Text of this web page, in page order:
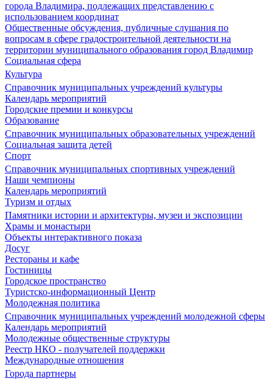
города Владимира, подлежащих представлению с
использованием координат
Общественные обсуждения, публичные слушания по
вопросам в сфере градостроительной деятельности на
территории муниципального образования город Владимир
Социальная сфера
Культура
Справочник муниципальных учреждений культуры
Календарь мероприятий
Городские премии и конкурсы
Образование
Справочник муниципальных образовательных учреждений
Социальная защита детей
Спорт
Справочник муниципальных спортивных учреждений
Наши чемпионы
Календарь мероприятий
Туризм и отдых
Памятники истории и архитектуры, музеи и экспозиции
Храмы и монастыри
Объекты интерактивного показа
Досуг
Рестораны и кафе
Гостиницы
Городское пространство
Туристско-информационный Центр
Молодежная политика
Справочник муниципальных учреждений молодежной сферы
Календарь мероприятий
Молодежные общественные структуры
Реестр НКО - получателей поддержки
Международные отношения
Города партнеры